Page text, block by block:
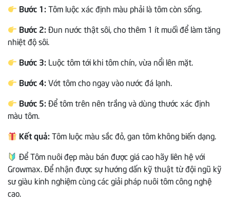
Bước 1: Tôm luộc xác định màu phải là tôm còn sống.
Bước 2: Đun nước thật sôi, cho thêm 1 ít muối để làm tăng
nhiệt độ sôi.
Bước 3: Luộc tôm tới khi tôm chín, vừa nổi lên mặt.
Bước 4: Vớt tôm cho ngay vào nước đá lạnh.
Bước 5: Để tôm trên nên trắng và dùng thước xác định
màu tôm.
Kết quả: Tôm luộc màu sắc đỏ, gan tôm không biến dạng.
Để Tôm nuôi đẹp màu bán được giá cao hãy liên hệ với
Growmax. Để nhận được sự hướng dấn kỹ thuật từ đội ngũ kỹ
sư giàu kinh nghiệm cùng các giải pháp nuôi tôm công nghệ
cao.